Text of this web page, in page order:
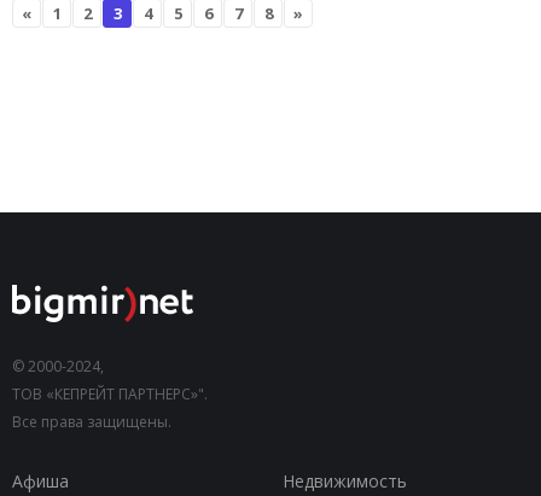
« 1 2 3 4 5 6 7 8 »
© 2000-2024,
ТОВ «КЕПРЕЙТ ПАРТНЕРС»".
Все права защищены.
Афиша
Недвижимость